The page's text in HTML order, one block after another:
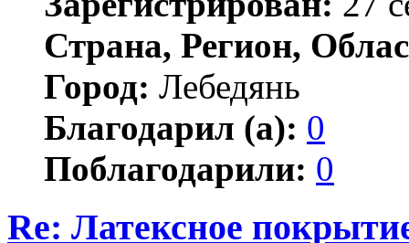
Страна, Регион,
Город: Лебедянь
Благодарил (а): 0
Поблагодарили: 0
Re: Латексное